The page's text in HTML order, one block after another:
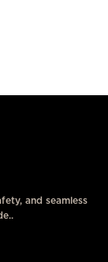
and seamless